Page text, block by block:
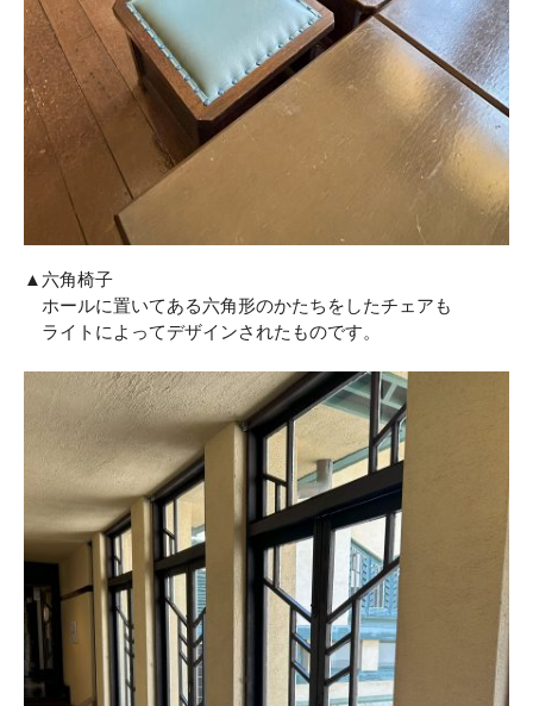
▲六角椅子
ホールに置いてある六角形のかたちをしたチェアも
ライトによってデザインされたものです。